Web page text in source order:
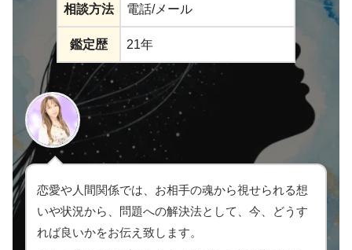
相談方法 電話/メール
鑑定歴 21年
恋愛や人間関係では、お相手の魂から視せられる想
いや状況から、問題への解決法として、今、どうす
れば良いかをお伝え致します。